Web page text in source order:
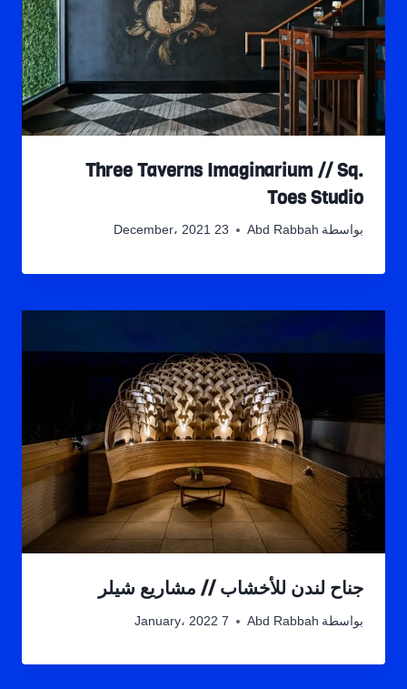
Three Taverns Imaginarium // Sq.
Toes Studio
بواسطة Abd Rabbah 23 December، 2021
جناح لندن للأخشاب // مشاريع شيلر
بواسطة Abd Rabbah 7 January، 2022